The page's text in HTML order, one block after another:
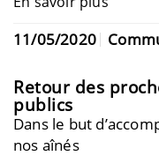
11/05/2020
Retour des
publics
Dans le but
nos aînés